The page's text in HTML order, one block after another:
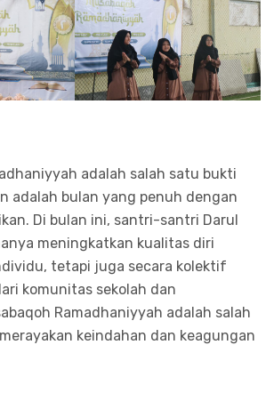
adalah salah satu bukti
adalah bulan yang penuh dengan
Di bulan ini, santri-santri Darul
meningkatkan kualitas diri
tetapi juga secara kolektif
komunitas sekolah dan
Ramadhaniyyah adalah salah
keindahan dan keagungan